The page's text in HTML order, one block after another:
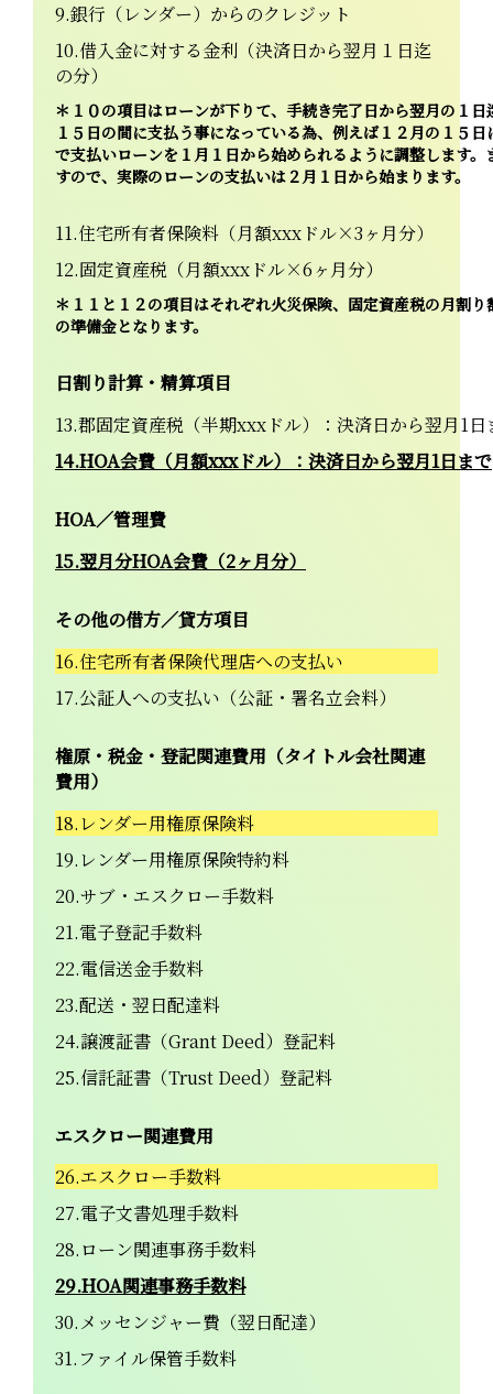
9.銀行（レンダー）からのクレジット
10.借入金に対する金利（決済日から翌月１日迄
の分）
＊１０の項目はローンが下りて、手続き完了日から翌月の１
１５日の間に支払う事になっている為、例えば１２月の１５
で支払いローンを１月１日から始められるように調整します
すので、実際のローンの支払いは２月１日から始まります。
11.住宅所有者保険料（月額xxxドル×3ヶ月分）
12.固定資産税（月額xxxドル×6ヶ月分）
＊１１と１２の項目はそれぞれ火災保険、固定資産税の月割
の準備金となります。
日割り計算・精算項目
13.郡固定資産税（半期xxxドル）：決済日から翌月1日
14.HOA会費（月額xxxドル）：決済日から翌月1日まで
HOA／管理費
15.翌月分HOA会費（2ヶ月分）
その他の借方／貸方項目
16.住宅所有者保険代理店への支払い
17.公証人への支払い（公証・署名立会料）
権原・税金・登記関連費用（タイトル会社関連
費用）
18.レンダー用権原保険料
19.レンダー用権原保険特約料
20.サブ・エスクロー手数料
21.電子登記手数料
22.電信送金手数料
23.配送・翌日配達料
24.譲渡証書（Grant Deed）登記料
25.信託証書（Trust Deed）登記料
エスクロー関連費用
26.エスクロー手数料
27.電子文書処理手数料
28.ローン関連事務手数料
29.HOA関連事務手数料
30.メッセンジャー費（翌日配達）
31.ファイル保管手数料